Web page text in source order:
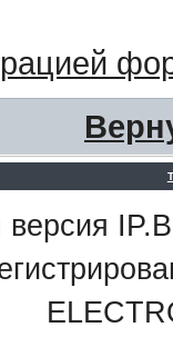
версия